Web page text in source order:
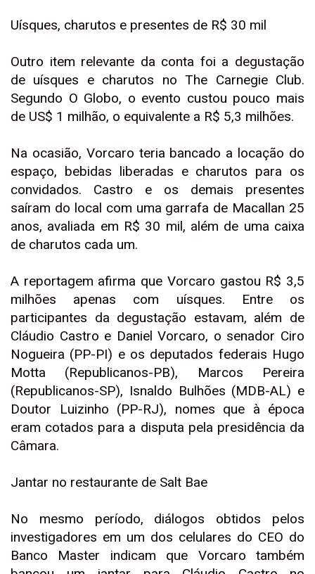
Uísques, charutos e presentes de R$ 30 mil
Outro item relevante da conta foi a degustação
de uísques e charutos no The Carnegie Club.
Segundo O Globo, o evento custou pouco mais
de US$ 1 milhão, o equivalente a R$ 5,3 milhões.
Na ocasião, Vorcaro teria bancado a locação do
espaço, bebidas liberadas e charutos para os
convidados. Castro e os demais presentes
saíram do local com uma garrafa de Macallan 25
anos, avaliada em R$ 30 mil, além de uma caixa
de charutos cada um.
A reportagem afirma que Vorcaro gastou R$ 3,5
milhões apenas com uísques. Entre os
participantes da degustação estavam, além de
Cláudio Castro e Daniel Vorcaro, o senador Ciro
Nogueira (PP-PI) e os deputados federais Hugo
Motta (Republicanos-PB), Marcos Pereira
(Republicanos-SP), Isnaldo Bulhões (MDB-AL) e
Doutor Luizinho (PP-RJ), nomes que à época
eram cotados para a disputa pela presidência da
Câmara.
Jantar no restaurante de Salt Bae
No mesmo período, diálogos obtidos pelos
investigadores em um dos celulares do CEO do
Banco Master indicam que Vorcaro também